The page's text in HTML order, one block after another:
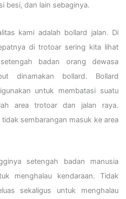
besi, dan lain sebaginya.
kami adalah bollard jalan. Di
di trotoar sering kita lihat
badan orang dewasa
dinamakan bollard. Bollard
untuk membatasi suatu
area trotoar dan jalan raya.
sembarangan masuk ke area
setengah badan manusia
menghalau kendaraan. Tidak
sekaligus untuk menghalau